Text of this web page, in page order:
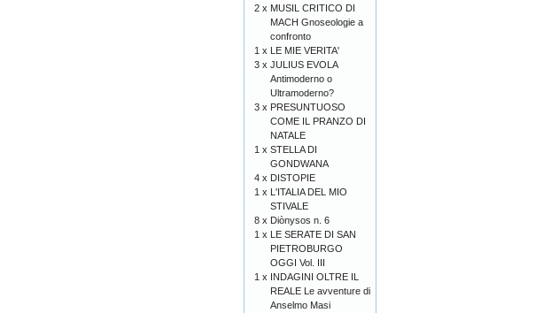
2 x MUSIL CRITICO DI
MACH Gnoseologie a
confronto
1 x LE MIE VERITA'
3 x JULIUS EVOLA
Antimoderno o
Ultramoderno?
3 x PRESUNTUOSO
COME IL PRANZO DI
NATALE
1 x STELLA DI
GONDWANA
4 x DISTOPIE
1 x L'ITALIA DEL MIO
STIVALE
8 x Diònysos n. 6
1 x LE SERATE DI SAN
PIETROBURGO
OGGI Vol. III
1 x INDAGINI OLTRE IL
REALE Le avventure di
Anselmo Masi